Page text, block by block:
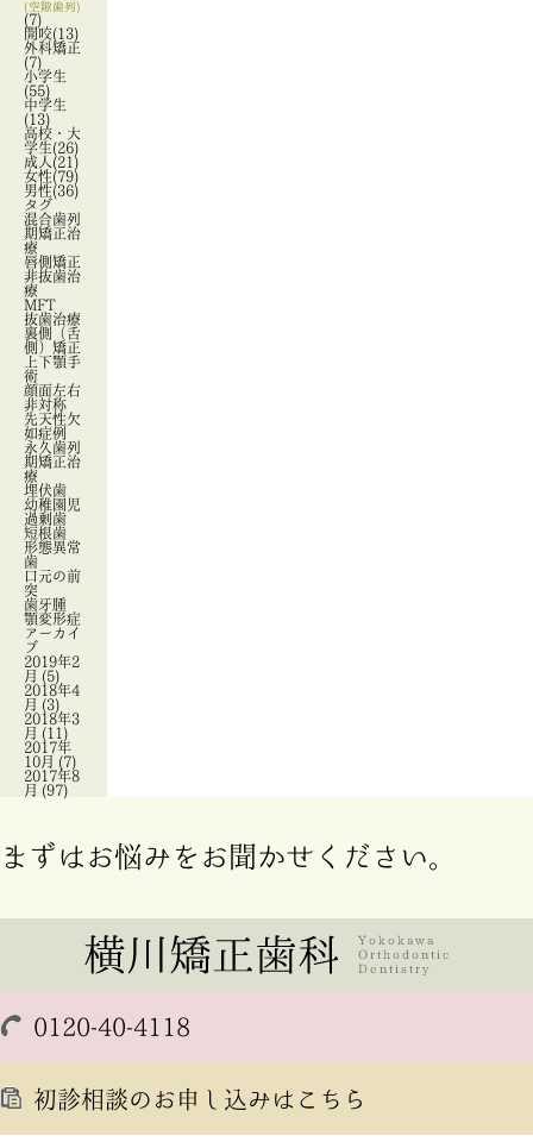
(空隙歯列)
(7)
開咬(13)
外科矯正
(7)
小学生
(55)
中学生
(13)
高校・大
学生(26)
成人 (21)
女性(79)
男性(36)
タグ
混合歯列
期矯正治
療
唇側矯正
非抜歯治
療
MFT
抜歯治療
裏側（舌
側）矯正
上下顎手
術
顔面左右
非対称
先天性欠
如症例
永久歯列
期矯正治
療
埋伏歯
幼稚園児
過剰歯
短根歯
形態異常
歯
口元の前
突
歯牙腫
顎変形症
アーカイ
ブ
2019年2
月 (5)
2018年4
月 (3)
2018年3
月 (11)
2017年
10月 (7)
2017年8
月 (97)
まずはお悩みをお聞かせください。
0120-40-4118
初診相談のお申し込みはこちら